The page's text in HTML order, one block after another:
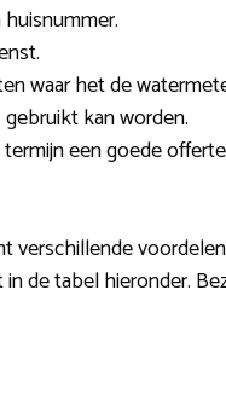
waar het de
kan worden.
een goede
verschillende
de tabel hieronder.